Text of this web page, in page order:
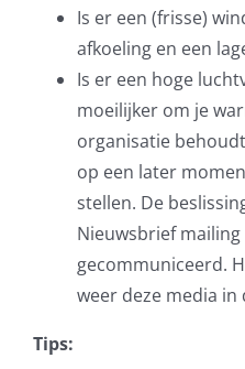
Is er een (frisse)
afkoeling en een
Is er een hoge
moeilijker om je
organisatie
op een later
stellen. De
Nieuwsbrief
gecommuniceerd.
weer deze media in
Tips: